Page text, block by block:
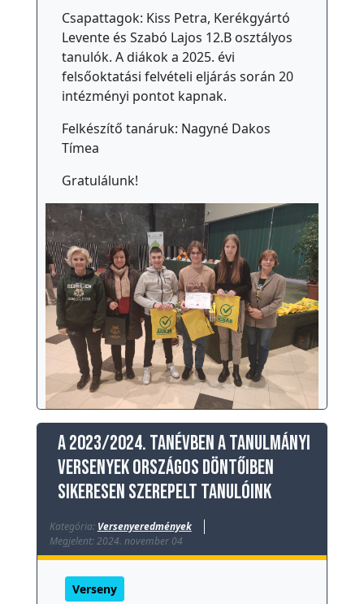
Csapattagok: Kiss Petra, Kerékgyártó
Levente és Szabó Lajos 12.B osztályos
tanulók. A diákok a 2025. évi
felsőoktatási felvételi eljárás során 20
intézményi pontot kapnak.
Felkészítő tanáruk: Nagyné Dakos
Tímea
Gratulálunk!
A 2023/2024. tanévben a tanulmányi
versenyek országos döntőiben
sikeresen szerepelt tanulóink
Kategória: Versenyeredmények
Megjelent: 2024. november 04
Verseny